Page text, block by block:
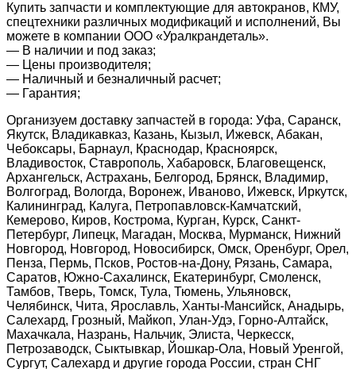
Купить запчасти и комплектующие для автокранов, КМУ,
спецтехники различных модификаций и исполнений, Вы
можете в компании ООО «Уралкрандеталь».
— В наличии и под заказ;
— Цены производителя;
— Наличный и безналичный расчет;
— Гарантия;
Организуем доставку запчастей в города: Уфа, Саранск,
Якутск, Владикавказ, Казань, Кызыл, Ижевск, Абакан,
Чебоксары, Барнаул, Краснодар, Красноярск,
Владивосток, Ставрополь, Хабаровск, Благовещенск,
Архангельск, Астрахань, Белгород, Брянск, Владимир,
Волгоград, Вологда, Воронеж, Иваново, Ижевск, Иркутск,
Калининград, Калуга, Петропавловск-Камчатский,
Кемерово, Киров, Кострома, Курган, Курск, Санкт-
Петербург, Липецк, Магадан, Москва, Мурманск, Нижний
Новгород, Новгород, Новосибирск, Омск, Оренбург, Орел,
Пенза, Пермь, Псков, Ростов-на-Дону, Рязань, Самара,
Саратов, Южно-Сахалинск, Екатеринбург, Смоленск,
Тамбов, Тверь, Томск, Тула, Тюмень, Ульяновск,
Челябинск, Чита, Ярославль, Ханты-Мансийск, Анадырь,
Салехард, Грозный, Майкоп, Улан-Удэ, Горно-Алтайск,
Махачкала, Назрань, Нальчик, Элиста, Черкесск,
Петрозаводск, Сыктывкар, Йошкар-Ола, Новый Уренгой,
Сургут, Салехард и другие города России, стран СНГ